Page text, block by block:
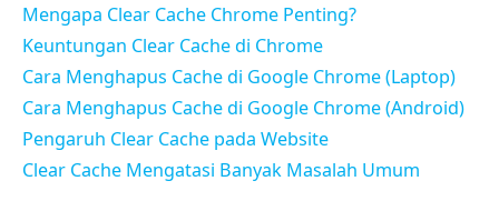
Mengapa Clear Cache Chrome Penting?
Keuntungan Clear Cache di Chrome
Cara Menghapus Cache di Google Chrome (Laptop)
Cara Menghapus Cache di Google Chrome (Android)
Pengaruh Clear Cache pada Website
Clear Cache Mengatasi Banyak Masalah Umum